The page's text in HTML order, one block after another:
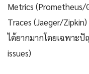
Metrics (Prometheus/
Traces (Jaeger/
ได้ยากมากโดยเฉพาะ
issues)